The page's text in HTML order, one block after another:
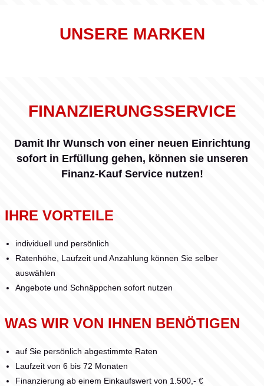
UNSERE MARKEN
FINANZIERUNGSSERVICE
Damit Ihr Wunsch von einer neuen Einrichtung
sofort in Erfüllung gehen, können sie unseren
Finanz-Kauf Service nutzen!
IHRE VORTEILE
individuell und persönlich
Ratenhöhe, Laufzeit und Anzahlung können Sie selber
auswählen
Angebote und Schnäppchen sofort nutzen
WAS WIR VON IHNEN BENÖTIGEN
auf Sie persönlich abgestimmte Raten
Laufzeit von 6 bis 72 Monaten
Finanzierung ab einem Einkaufswert von 1.500,- €